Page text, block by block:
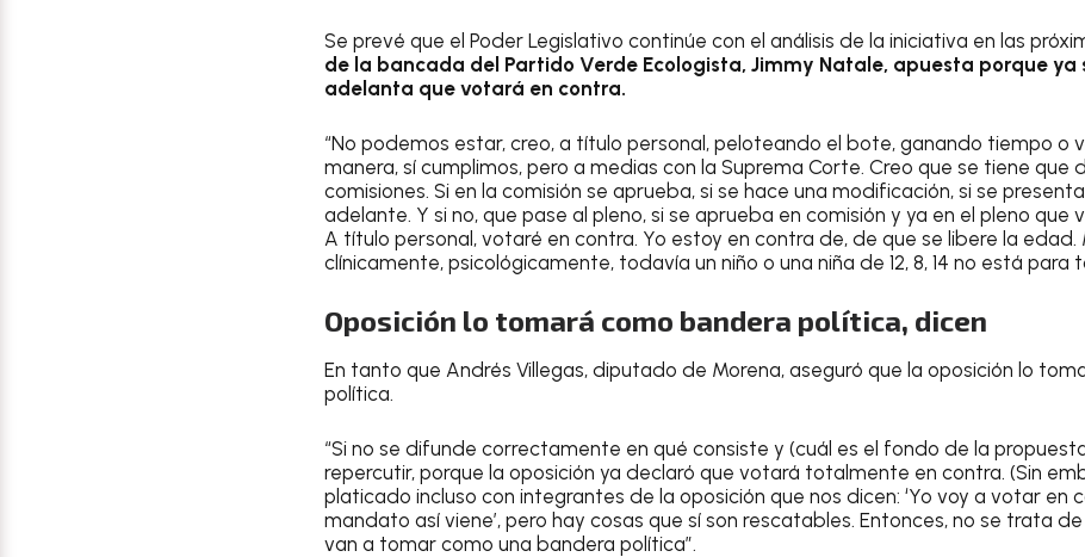
Se prevé que el Poder Legislativo continúe con el análisis de la iniciativa en las
de la bancada del Partido Verde Ecologista, Jimmy Natale, apuesta porque ya
adelanta que votará en contra.
“No podemos estar, creo, a título personal, peloteando el bote, ganando tiempo o
manera, sí cumplimos, pero a medias con la Suprema Corte. Creo que se tiene que
comisiones. Si en la comisión se aprueba, si se hace una modificación, si se
adelante. Y si no, que pase al pleno, si se aprueba en comisión y ya en el pleno que
A título personal, votaré en contra. Yo estoy en contra de, de que se libere la edad.
clínicamente, psicológicamente, todavía un niño o una niña de 12, 8, 14 no está para
Oposición lo tomará como bandera política, dicen
En tanto que Andrés Villegas, diputado de Morena, aseguró que la oposición lo
política.
“Si no se difunde correctamente en qué consiste y (cuál es el fondo de la
repercutir, porque la oposición ya declaró que votará totalmente en contra. (Sin
platicado incluso con integrantes de la oposición que nos dicen: ‘Yo voy a votar en
mandato así viene’, pero hay cosas que sí son rescatables. Entonces, no se trata de
van a tomar como una bandera política”.